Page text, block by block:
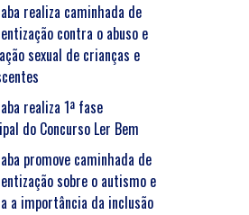
realiza caminhada de
contra o abuso e
sexual de crianças e
realiza 1ª fase
do Concurso Ler Bem
promove caminhada de
sobre o autismo e
a importância da inclusão